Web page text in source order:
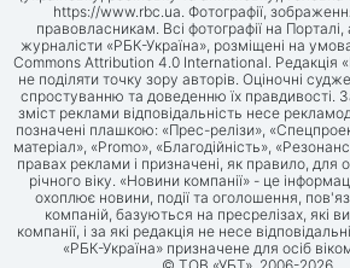
https://www.rbc.ua. Фотографії,
правовласникам. Всі фотографії на
журналісти «РБК-Україна», розміщені на
Commons Attribution 4.0 International. Редакція
не поділяти точку зору авторів. Оціночні
спростуванню та доведенню їх правдивості.
зміст реклами відповідальність несе
позначені плашкою: «Прес-релізи»,
матеріал», «Promo», «Благодійність»,
правах реклами і призначені, як правило, для
річного віку. «Новини компанії» - це
охоплює новини, події та оголошення,
компаній, базуються на пресрелізах, які
компанії, і за які редакція не несе
«РБК-Україна» призначене для осіб